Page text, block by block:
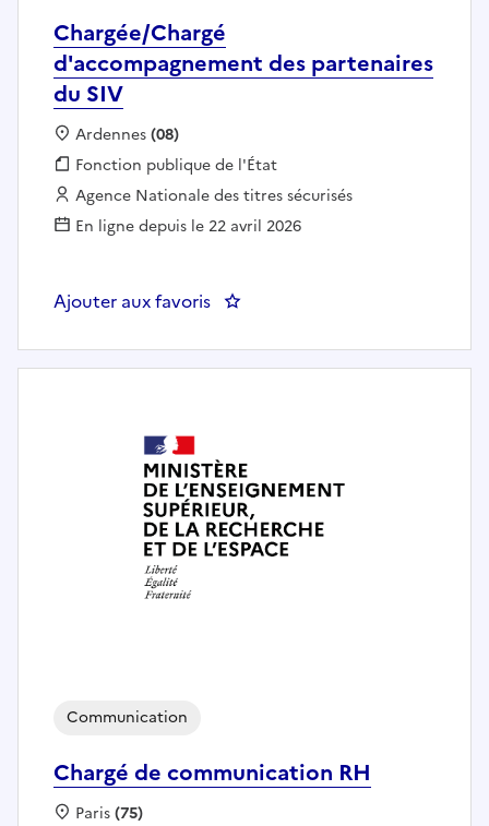
Chargée/Chargé
d'accompagnement des partenaires
du SIV
Localisation :
Ardennes(08)
Fonction publique :
Fonction publique de l'État
Employeur :
Agence Nationale des titres sécurisés
En ligne depuis le 22 avril 2026
Ajouter aux favoris : Chargée/Chargé
Chargé de communication RH
Communication
Localisation :
Paris(75)